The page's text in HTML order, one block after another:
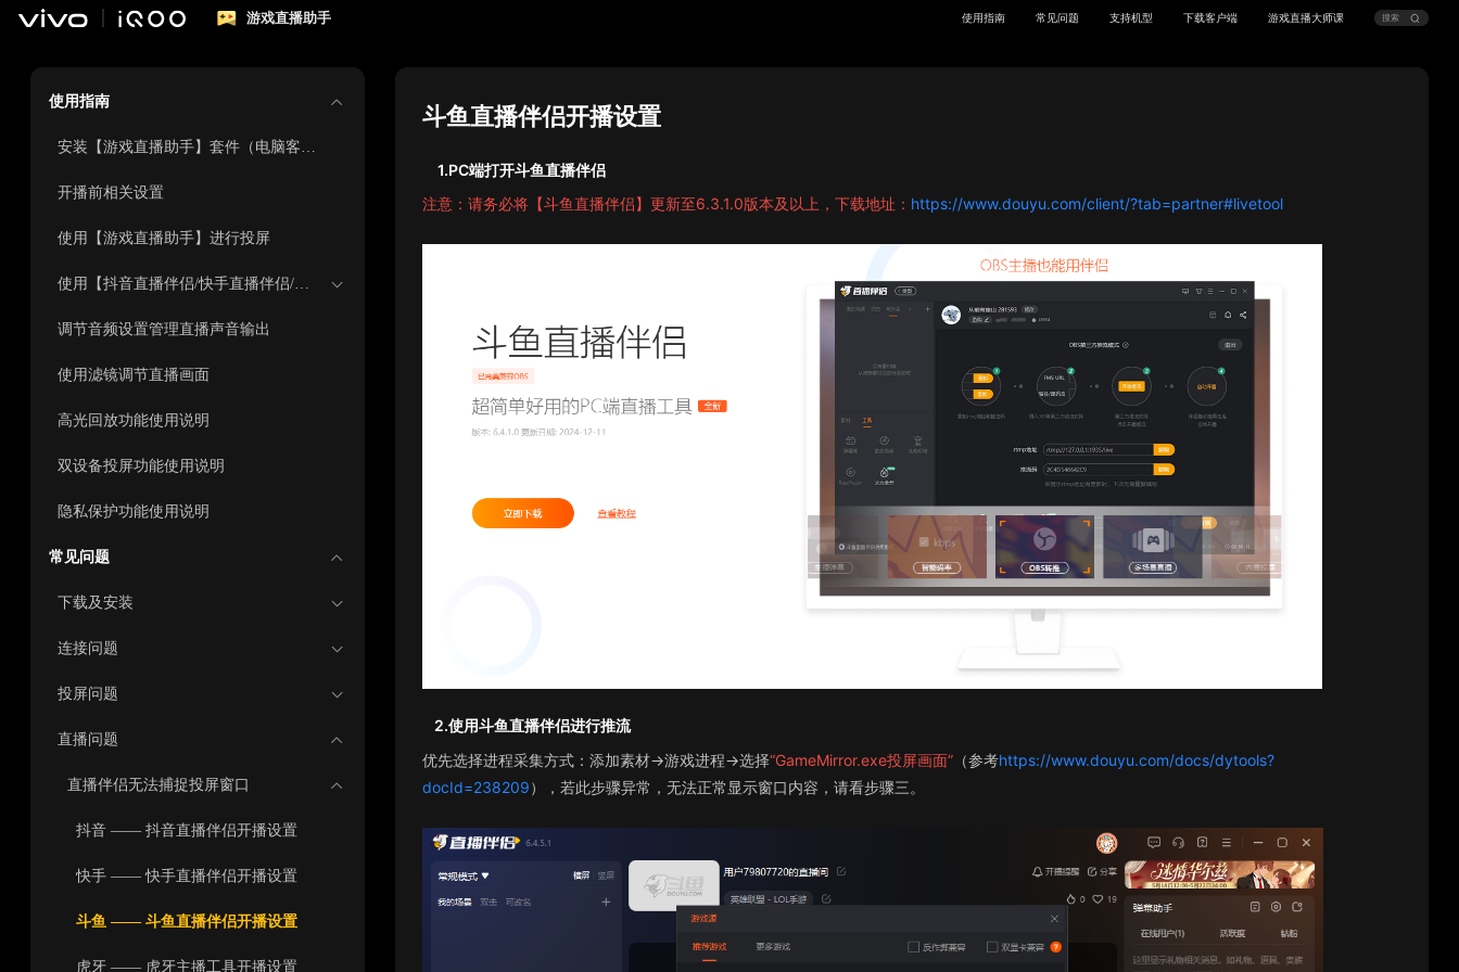
游戏直播助手 使用指南 常见问题 支持机型 下载客户端 游戏直播大师课
使用指南
安装【游戏直播助手】套件（电脑客户端+移动端APP）
开播前相关设置
使用【游戏直播助手】进行投屏
使用【抖音直播伴侣/快手直播伴侣/斗鱼直播伴侣/虎牙主播工具】进行开播设置
调节音频设置管理直播声音输出
使用滤镜调节直播画面
高光回放功能使用说明
双设备投屏功能使用说明
隐私保护功能使用说明
常见问题
下载及安装
连接问题
投屏问题
直播问题
直播伴侣无法捕捉投屏窗口
抖音 —— 抖音直播伴侣开播设置
快手 —— 快手直播伴侣开播设置
斗鱼 —— 斗鱼直播伴侣开播设置
虎牙 —— 虎牙主播工具开播设置
斗鱼直播伴侣开播设置
1.PC端打开斗鱼直播伴侣
注意：请务必将【斗鱼直播伴侣】更新至6.3.1.0版本及以上，下载地址： https://www.douyu.com/client/?tab=partner#livetool
2.使用斗鱼直播伴侣进行推流
优先选择进程采集方式 ：添加素材→游戏进程→选择“GameMirror.exe投屏画面” （参考https://www.douyu.com/docs/dytools?
docId=238209） ，若此步骤异常，无法正常显示窗口内容，请看步骤三。